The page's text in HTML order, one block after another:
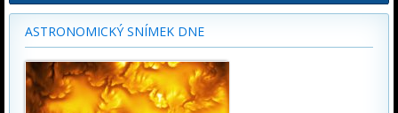
ASTRONOMICKÝ SNÍMEK DNE